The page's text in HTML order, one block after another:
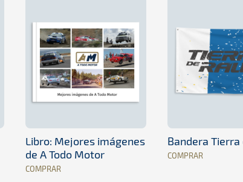
Libro: Mejores imágenes
de A Todo Motor
COMPRAR
Bandera Tierra
COMPRAR